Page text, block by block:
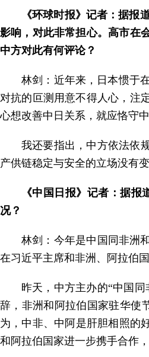
《环球时报》记者：据
影响，对此非常担心。高市在
中方对此有何评论？
林剑：近年来，日本惯于
对抗的叵测用意不得人心，注
心想改善中日关系，就应恪守
我还要指出，中方依法依
产供链稳定与安全的立场没有
《中国日报》记者：据
况？
林剑：今年是中国同非洲
在习近平主席和非洲、阿拉伯
昨天，中方主办的“中国
辞，非洲和阿拉伯国家驻华使
为，中非、中阿是肝胆相照的
和阿拉伯国家进一步携手合作